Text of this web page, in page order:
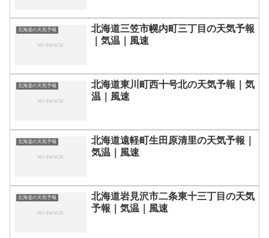
北海道の天気予報
北海道三笠市幌内町三丁目の天気予報
｜気温｜風速
北海道の天気予報
北海道東川町西十号北の天気予報｜気
温｜風速
北海道の天気予報
北海道遠軽町生田原清里の天気予報｜
気温｜風速
北海道の天気予報
北海道岩見沢市二条東十三丁目の天気
予報｜気温｜風速